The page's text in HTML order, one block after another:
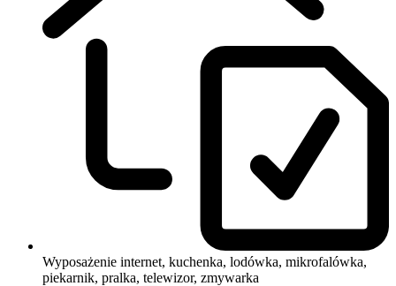
Wyposażenie internet, kuchenka, lodówka, mikrofalówka,
piekarnik, pralka, telewizor, zmywarka